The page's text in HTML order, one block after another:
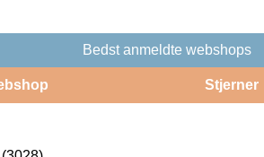
Bedst anmeldte webshops
Stjerner